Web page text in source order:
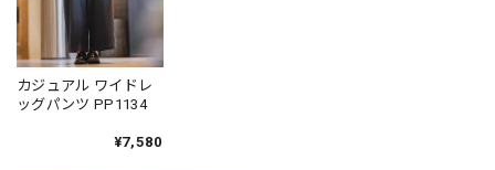
カジュアル ワイドレ
ッグパンツ PP1134
¥7,580